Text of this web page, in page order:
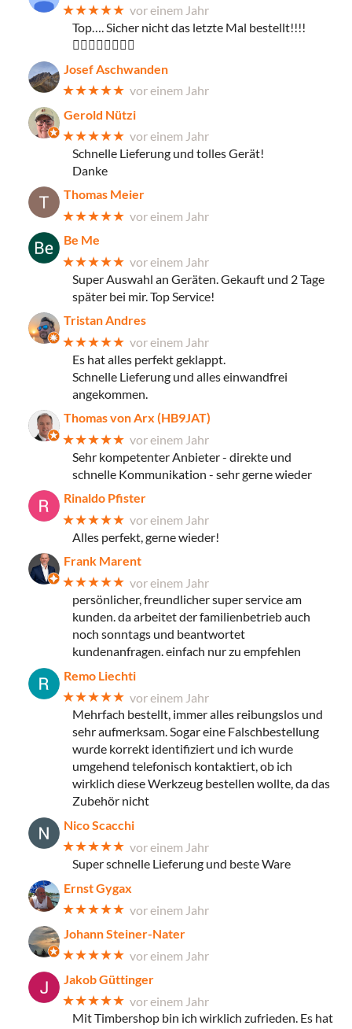
★★★★★ vor einem Jahr
Top…. Sicher nicht das letzte Mal bestellt!!!!
👍🏻👍🏻👌🏼👌🏼
Josef Aschwanden
★★★★★ vor einem Jahr
Gerold Nützi
★★★★★ vor einem Jahr
Schnelle Lieferung und tolles Gerät!
Danke
Thomas Meier
★★★★★ vor einem Jahr
Be Me
★★★★★ vor einem Jahr
Super Auswahl an Geräten. Gekauft und 2 Tage
später bei mir. Top Service!
Tristan Andres
★★★★★ vor einem Jahr
Es hat alles perfekt geklappt.
Schnelle Lieferung und alles einwandfrei
angekommen.
Thomas von Arx (HB9JAT)
★★★★★ vor einem Jahr
Sehr kompetenter Anbieter - direkte und
schnelle Kommunikation - sehr gerne wieder
Rinaldo Pfister
★★★★★ vor einem Jahr
Alles perfekt, gerne wieder!
Frank Marent
★★★★★ vor einem Jahr
persönlicher, freundlicher super service am
kunden. da arbeitet der familienbetrieb auch
noch sonntags und beantwortet
kundenanfragen. einfach nur zu empfehlen
Remo Liechti
★★★★★ vor einem Jahr
Mehrfach bestellt, immer alles reibungslos und
sehr aufmerksam. Sogar eine Falschbestellung
wurde korrekt identifiziert und ich wurde
umgehend telefonisch kontaktiert, ob ich
wirklich diese Werkzeug bestellen wollte, da das
Zubehör nicht
Nico Scacchi
★★★★★ vor einem Jahr
Super schnelle Lieferung und beste Ware
Ernst Gygax
★★★★★ vor einem Jahr
Johann Steiner-Nater
★★★★★ vor einem Jahr
Jakob Güttinger
★★★★★ vor einem Jahr
Mit Timbershop bin ich wirklich zufrieden. Es hat